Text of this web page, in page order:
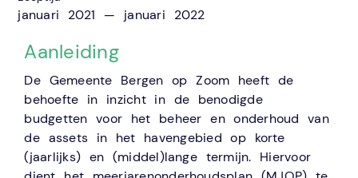
januari 2021 — januari 2022
Aanleiding
De Gemeente Bergen op Zoom heeft de
behoefte in inzicht in de benodigde
budgetten voor het beheer en onderhoud van
de assets in het havengebied op korte
(jaarlijks) en (middel)lange termijn. Hiervoor